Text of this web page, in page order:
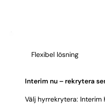
alla dotterbolag att
elimineringar och
Flexibel lösning
Interim nu – rekrytera
Välj hyrrekrytera: